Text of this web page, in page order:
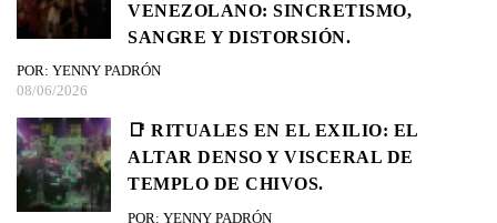
VENEZOLANO: SINCRETISMO,
SANGRE Y DISTORSIÓN.
POR: YENNY PADRÓN
08/06/2026
📑 RITUALES EN EL EXILIO: EL
ALTAR DENSO Y VISCERAL DE
TEMPLO DE CHIVOS.
POR: YENNY PADRÓN